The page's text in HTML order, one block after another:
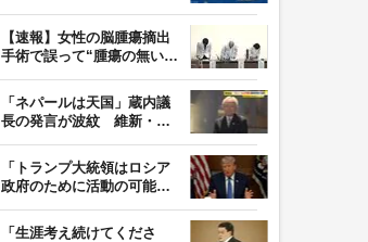
【速報】女性の脳腫瘍摘出
手術で誤って“腫瘍の無い部
「ネパールは天国」蔵内議
長の発言が波紋 維新・吉
「トランプ大統領はロシア
政府のために活動の可能
「生涯考え続けてくださ